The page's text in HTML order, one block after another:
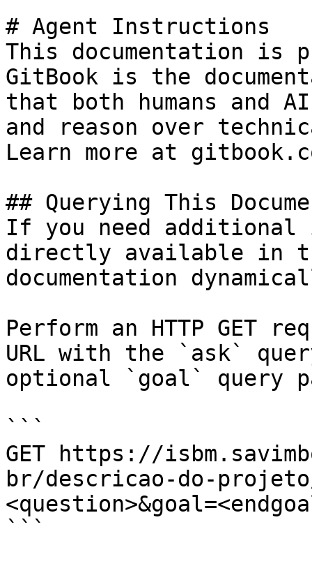
# Agent Instructions
This documentation is
GitBook is the
that both humans and
and reason over
Learn more at
## Querying This
If you need
directly available in
documentation
Perform an HTTP GET
URL with the `ask`
optional `goal` query
```
GET https://
br/descricao-do-
```